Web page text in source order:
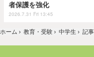
者保護を強化
2026.7.31 Fri 13:45
ホーム › 教育・受験 › 中学生 › 記事